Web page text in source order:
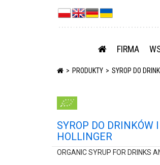
FIRMA
PRODUKTY SYROP DO
SYROP DO
HOLLINGER
ORGANIC SYRUP FOR DRINKS